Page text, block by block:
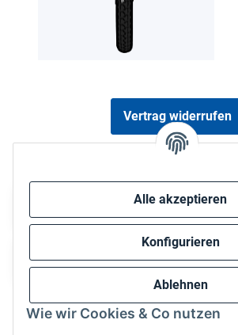
Alle akzeptieren
Konfigurieren
Ablehnen
Wie wir Cookies & Co nutzen
Vertrag widerrufen
Wir versenden via: